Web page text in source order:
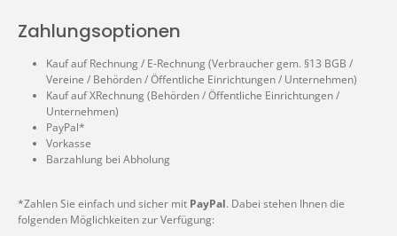
Zahlungsoptionen
Kauf auf Rechnung / E-Rechnung (Verbraucher gem. §13 BGB /
Vereine / Behörden / Öffentliche Einrichtungen / Unternehmen)
Kauf auf XRechnung (Behörden / Öffentliche Einrichtungen /
Unternehmen)
PayPal*
Vorkasse
Barzahlung bei Abholung
*Zahlen Sie einfach und sicher mit PayPal. Dabei stehen Ihnen die
folgenden Möglichkeiten zur Verfügung: